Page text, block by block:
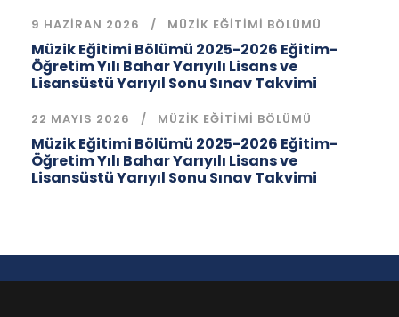
9 HAZIRAN 2026 MÜZIK EĞITIMI BÖLÜMÜ
Müzik Eğitimi Bölümü 2025-2026 Eğitim-
Öğretim Yılı Bahar Yarıyılı Lisans ve
Lisansüstü Yarıyıl Sonu Sınav Takvimi
22 MAYIS 2026 MÜZIK EĞITIMI BÖLÜMÜ
Müzik Eğitimi Bölümü 2025-2026 Eğitim-
Öğretim Yılı Bahar Yarıyılı Lisans ve
Lisansüstü Yarıyıl Sonu Sınav Takvimi